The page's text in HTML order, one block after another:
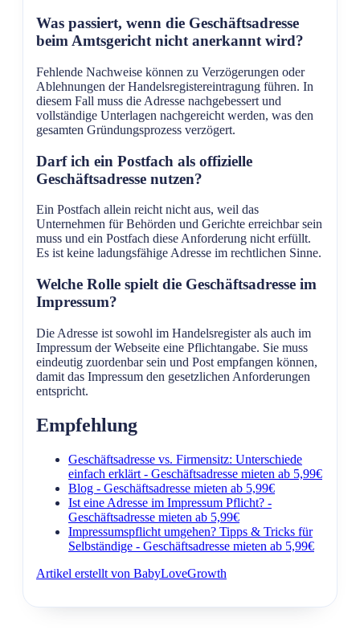
Was passiert, wenn die Geschäftsadresse
beim Amtsgericht nicht anerkannt wird?
Fehlende Nachweise können zu Verzögerungen oder
Ablehnungen der Handelsregistereintragung führen. In
diesem Fall muss die Adresse nachgebessert und
vollständige Unterlagen nachgereicht werden, was den
gesamten Gründungsprozess verzögert.
Darf ich ein Postfach als offizielle
Geschäftsadresse nutzen?
Ein Postfach allein reicht nicht aus, weil das
Unternehmen für Behörden und Gerichte erreichbar sein
muss und ein Postfach diese Anforderung nicht erfüllt.
Es ist keine ladungsfähige Adresse im rechtlichen Sinne.
Welche Rolle spielt die Geschäftsadresse im
Impressum?
Die Adresse ist sowohl im Handelsregister als auch im
Impressum der Webseite eine Pflichtangabe. Sie muss
eindeutig zuordenbar sein und Post empfangen können,
damit das Impressum den gesetzlichen Anforderungen
entspricht.
Empfehlung
Geschäftsadresse vs. Firmensitz: Unterschiede
einfach erklärt - Geschäftsadresse mieten ab 5,99€
Blog - Geschäftsadresse mieten ab 5,99€
Ist eine Adresse im Impressum Pflicht? -
Geschäftsadresse mieten ab 5,99€
Impressumspflicht umgehen? Tipps & Tricks für
Selbständige - Geschäftsadresse mieten ab 5,99€
Artikel erstellt von BabyLoveGrowth